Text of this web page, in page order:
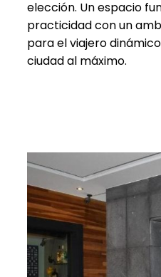
elección. Un espacio
practicidad con un
para el viajero
ciudad al máximo.